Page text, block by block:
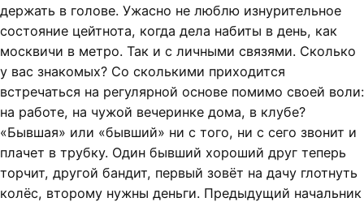
держать в голове. Ужасно не люблю изнурительное
состояние цейтнота, когда дела набиты в день, как
москвичи в метро. Так и с личными связями. Сколько
у вас знакомых? Со сколькими приходится
встречаться на регулярной основе помимо своей воли:
на работе, на чужой вечеринке дома, в клубе?
«Бывшая» или «бывший» ни с того, ни с сего звонит и
плачет в трубку. Один бывший хороший друг теперь
торчит, другой бандит, первый зовёт на дачу глотнуть
колёс, второму нужны деньги. Предыдущий начальник